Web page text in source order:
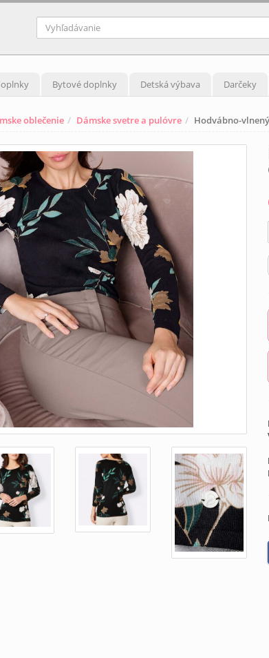
Bytové doplnky Detská výbava Darčeky
oblečenie Dámske svetre a pulóvre Hodvábno-